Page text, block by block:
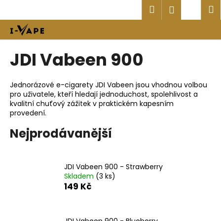
obsah
Hledat
JDI Vabeen 900
Jednorázové e-cigarety JDI Vabeen jsou vhodnou volbou
pro uživatele, kteří hledají jednoduchost, spolehlivost a
kvalitní chuťový zážitek v praktickém kapesním
provedení.
Nejprodávanější
JDI Vabeen 900 - Strawberry
Skladem (3 ks)
149 Kč
o
í
Zpět
Zpět
C
o
p
o
t
ř
e